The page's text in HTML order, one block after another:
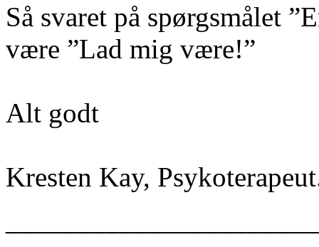
Så svaret på spørgsmålet
være ”Lad mig være!”
Alt godt
Kresten Kay,